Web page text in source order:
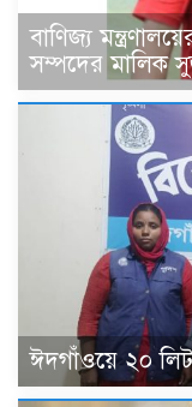
বাণিজ্য
সম্পদের মালিক
ঈদগাঁওয়ে ২০